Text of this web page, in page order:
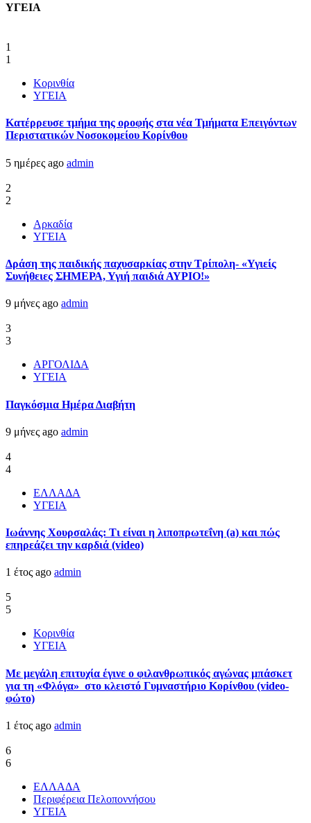
ΥΓΕΙΑ
1
1
Κορινθία
ΥΓΕΙΑ
Kατέρρευσε τμήμα της οροφής στα νέα Τμήματα Επειγόντων
Περιστατικών Νοσοκομείου Κορίνθου
5 ημέρες ago admin
2
2
Αρκαδία
ΥΓΕΙΑ
Δράση της παιδικής παχυσαρκίας στην Τρίπολη- «Υγιείς
Συνήθειες ΣΗΜΕΡΑ, Υγιή παιδιά ΑΥΡΙΟ!»
9 μήνες ago admin
3
3
ΑΡΓΟΛΙΔΑ
ΥΓΕΙΑ
Παγκόσμια Ημέρα Διαβήτη
9 μήνες ago admin
4
4
ΕΛΛΑΔΑ
ΥΓΕΙΑ
Ιωάννης Χουρσαλάς: Τι είναι η λιποπρωτεΐνη (a) και πώς
επηρεάζει την καρδιά (video)
1 έτος ago admin
5
5
Κορινθία
ΥΓΕΙΑ
Με μεγάλη επιτυχία έγινε ο φιλανθρωπικός αγώνας μπάσκετ
για τη «Φλόγα» στο κλειστό Γυμναστήριο Κορίνθου (video-
φώτο)
1 έτος ago admin
6
6
ΕΛΛΑΔΑ
Περιφέρεια Πελοποννήσου
ΥΓΕΙΑ